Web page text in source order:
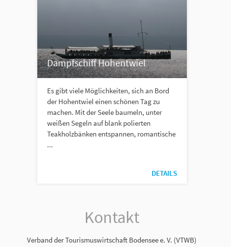
Dampfschiff Hohentwiel
Es gibt viele Möglichkeiten, sich an Bord
der Hohentwiel einen schönen Tag zu
machen. Mit der Seele baumeln, unter
weißen Segeln auf blank polierten
Teakholzbänken entspannen, romantische
...
DETAILS
Kontakt
Verband der Tourismuswirtschaft Bodensee e. V. (VTWB)